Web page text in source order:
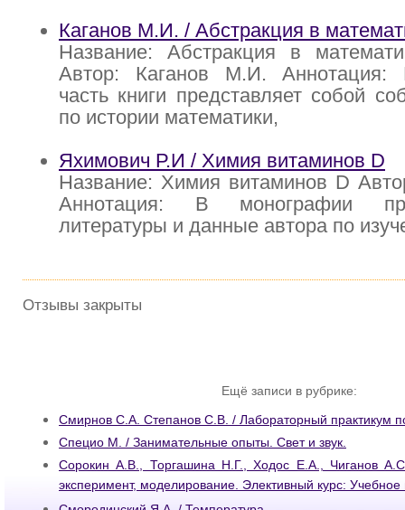
Каганов М.И. / Абстракция в
Название: Абстракция в
Автор: Каганов М.И. Аннотация:
часть книги представляет собой
по истории математики,
Яхимович Р.И / Химия витаминов D
Название: Химия витаминов D
Аннотация: В монографии
литературы и данные автора по
Отзывы закрыты
Ещё записи в рубрике:
Смирнов С.А. Степанов С.В. / Лабораторный практикум
Специо М. / Занимательные опыты. Свет и звук.
Сорокин А.В., Торгашина Н.Г., Ходос Е.А., Чиганов
эксперимент, моделирование. Элективный курс: Учебное